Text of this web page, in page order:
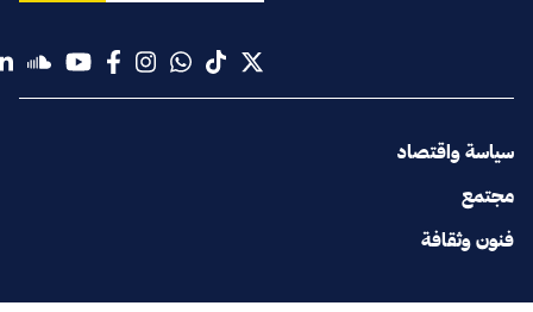
سياسة واقتصاد
مجتمع
فنون وثقافة